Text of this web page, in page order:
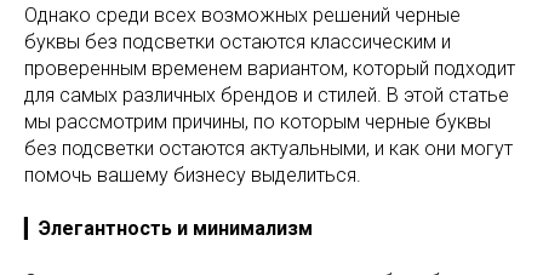
Однако среди всех возможных решений черные
буквы без подсветки остаются классическим и
проверенным временем вариантом, который подходит
для самых различных брендов и стилей. В этой статье
мы рассмотрим причины, по которым черные буквы
без подсветки остаются актуальными, и как они могут
помочь вашему бизнесу выделиться.
Элегантность и минимализм